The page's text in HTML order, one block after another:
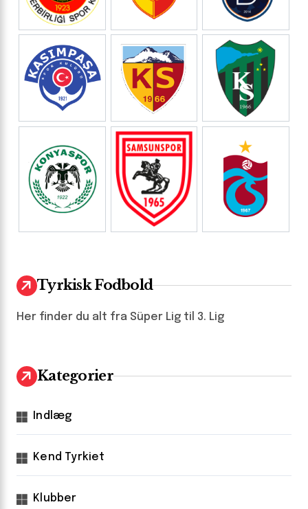
Tyrkisk Fodbold
Her finder du alt fra Süper Lig til 3. Lig
Kategorier
Indlæg
Kend Tyrkiet
Klubber